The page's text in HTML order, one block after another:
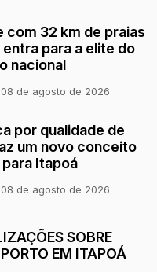
com 32 km de praias
entra para a elite do
nacional
de agosto de 2026
por qualidade de
um novo conceito
para Itapoá
de agosto de 2026
SOBRE
EM ITAPOÁ